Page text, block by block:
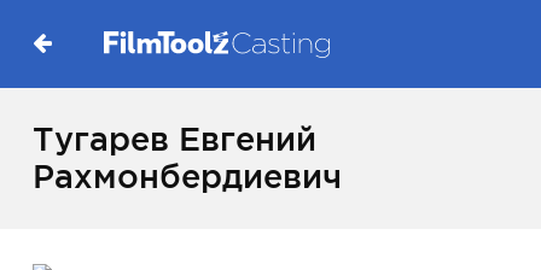
Тугарев Евгений
Рахмонбердиевич